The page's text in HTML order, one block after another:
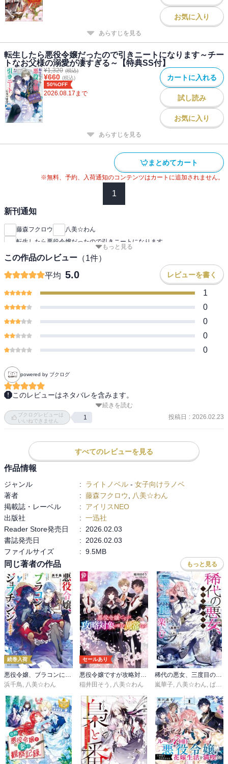
お気に入り
あらすじを見る
転生したら悪役令嬢だったので引きニートになります～チー
トなお父様の溺愛が凄すぎる～【特典SS付】
¥1,320 (税込)
¥660 (税込)
50%OFF
2026.08.17 まで
カートに入れる
試し読み
お気に入り
あらすじを見る
まとめてカート
※無料、予約、入荷通知のコンテンツはカートに追加されません。
1
新刊通知
藤森フクロウ
八美☆わん
転生したら悪役令嬢だったので引きニートになります
もっと見る
この作品のレビュー （1件）
平均 5.0 レビューを書く
1
0
0
0
0
powered by ブクログ
このレビューはネタバレを含みます。
わぁぁぁぁ本当に本当に帰ってきた...!!!(´；ω；｀)
がどうしてどうなって戻ってこれた???本当に悪魔を倒して地獄か
ら???ってレベルで半信半疑でしたし、色々と内容が凄かったのです
が!!
何はともあれ帰ってきてくれて良かったです(•ᵕᴗᵕ•)
アルベルにとっても王配候補3人にとっても国にとっても絶対的な存
在感を誇る圧倒的強者である魔王殿下ことお父様、怖がられていて
もちゃんと慕われてることも感じてほっこりしました。
アルベルのこと考えすぎてこういう結末に......というかここまで国を
巻き込むほどの大事で完璧に守り抜いたの凄かったなぁと思いま
す。
心臓に悪いのでアルベルの為にも程々にして欲しいんですけど、こ
れでアルベルの周囲を取り巻く環境の平和を阻害するものが一掃さ
れたのは間違いなくて複雑ですね(ノ∀`*)ﾀﾊｰ
3人はこれからまた死と隣り合わせな過酷な婿いびりが待ってそうで
すがアルベルの隣に立つためにも頑張って欲しいです!
続きを読む
ブクログレビューは
いいねできません
1 投稿日 : 2026.02.23
すべてのレビューを見る
作品情報
ジャンル : ライトノベル - 女子向けラノベ
著者
: 藤森フクロウ
八美☆わん
掲載誌・レーベル
:
アイリスNEO
出版社
: 一迅社
Reader Store発売日
:
2026.02.03
書誌発売日
:
2026.02.03
ファイルサイズ
: 9.5MB
同じ著者の作品 もっと見る
続巻入荷
悪役令嬢、ブラコンにジョブチェンジします
浜千鳥, 八美☆わん
セールあり
悪役令嬢ですが攻略対象の様子が異常すぎる
稲井田そう , 八美☆わん
稀代の悪女、三度目の人生で【無才無能】を楽しむ
嵐華子, 八美☆わん, ぱぴこ